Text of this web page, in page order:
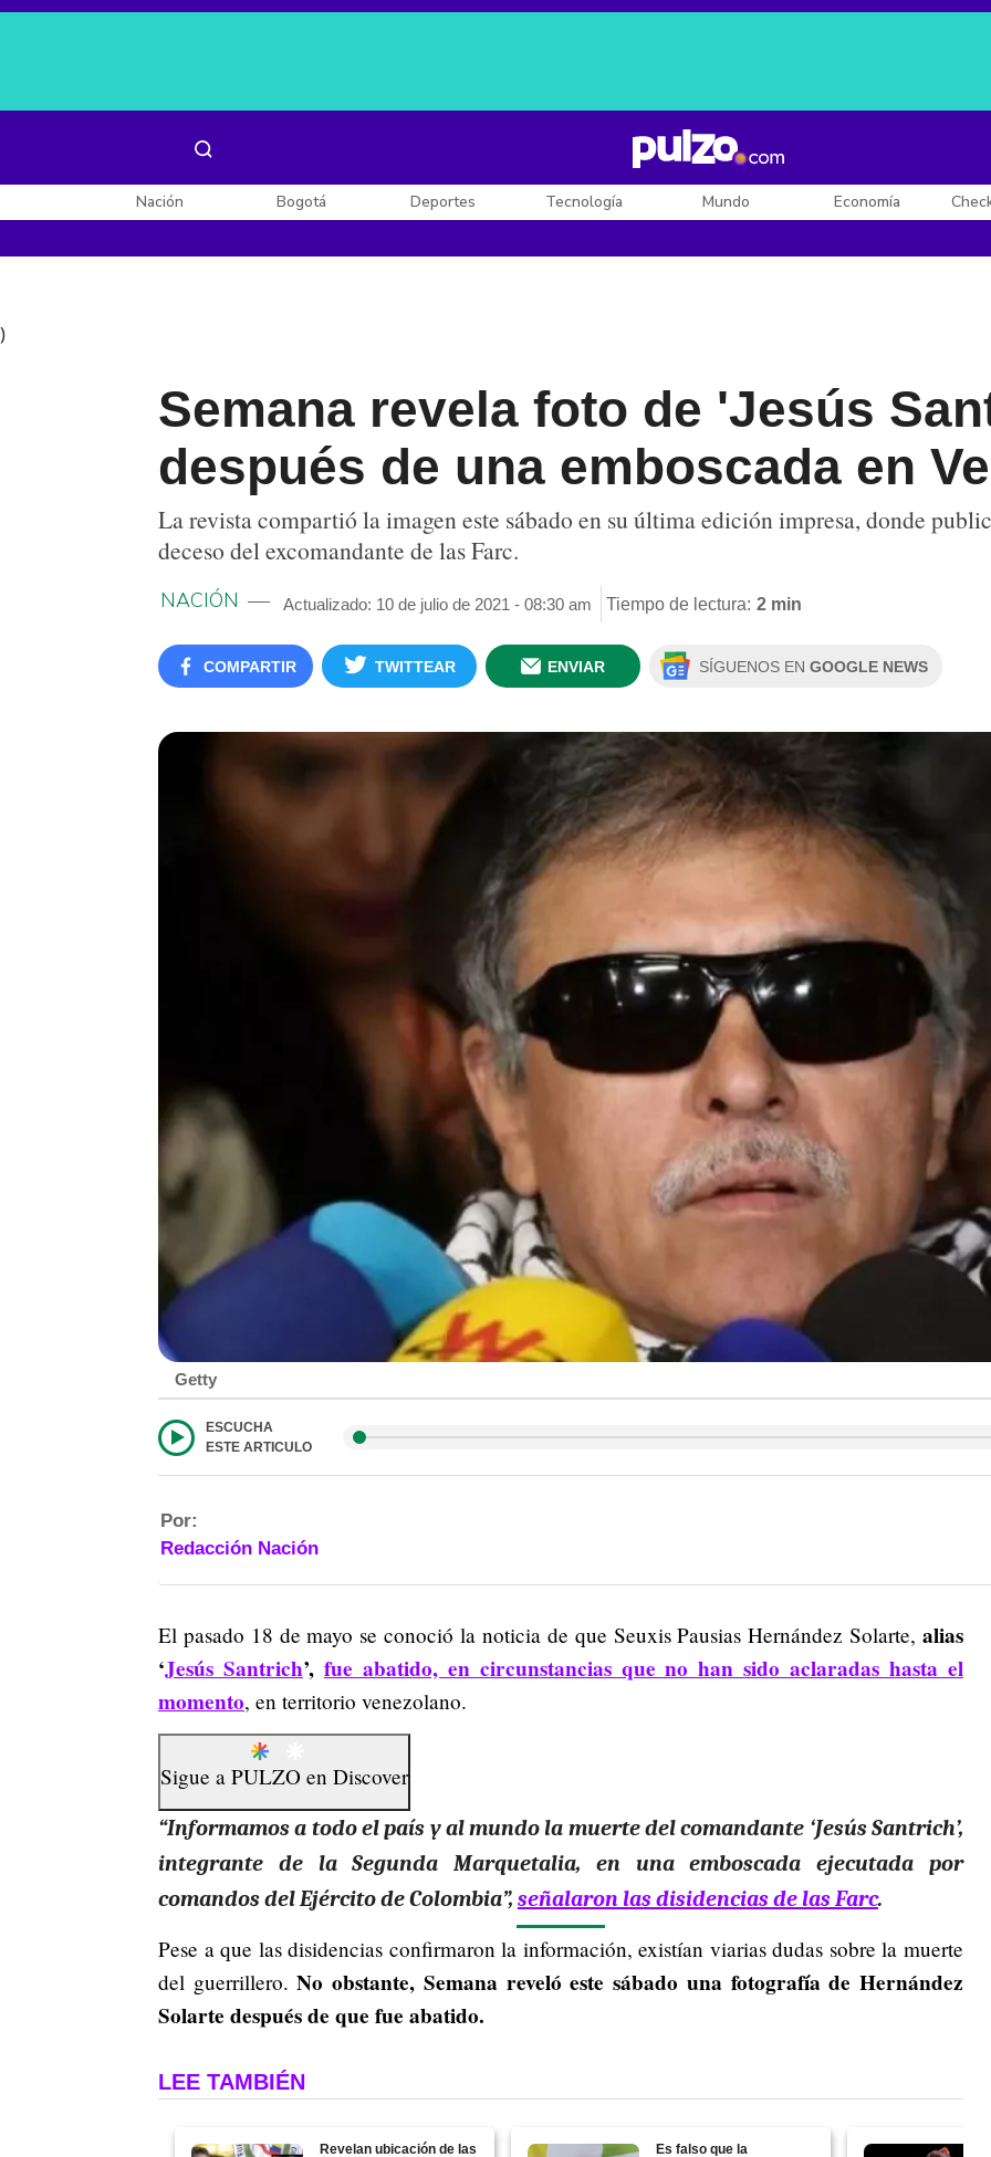
Posesión de De la Espriella
Nación Bogotá Deportes Tecnología Mundo Economía
)
Semana revela foto de 'Jesús
después de una emboscada en
La revista compartió la imagen este sábado en su última edición impresa, donde
deceso del excomandante de las Farc.
NACIÓN Actualizado: 10 de julio de 2021 - 08:30 am Tiempo de lectura: 2 min
COMPARTIR TWITTEAR ENVIAR SÍGUENOS EN GOOGLE NEWS
Getty
ESCUCHA
ESTE ARTICULO
Por:
Redacción Nación
El pasado 18 de mayo se conoció la noticia de que Seuxis Pausias Hernández Solarte, alias
‘Jesús Santrich’, fue abatido, en circunstancias que no han sido aclaradas hasta el
momento, en territorio venezolano.
Sigue a PULZO en Discover
“Informamos a todo el país y al mundo la muerte del comandante ‘Jesús Santrich’,
integrante de la Segunda Marquetalia, en una emboscada ejecutada por
comandos del Ejército de Colombia”, señalaron las disidencias de las Farc.
Pese a que las disidencias confirmaron la información, existían viarias dudas sobre la muerte
del guerrillero.No obstante, Semana reveló este sábado una fotografía de Hernández
Solarte después de que fue abatido.
LEE TAMBIÉN
Revelan ubicación de las
Es falso que la